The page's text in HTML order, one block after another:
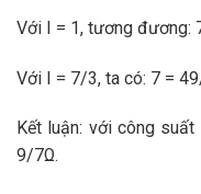
Với I = 1, tương đương:
Với I = 7/3, ta có: 7 =
Kết luận: với công
9/7Ω.